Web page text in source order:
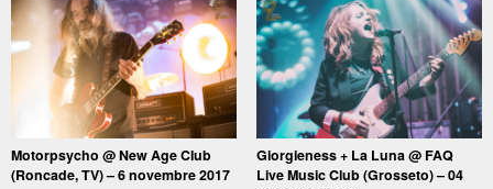
Motorpsycho @ New Age Club
(Roncade, TV) – 6 novembre 2017
Giorgieness + La Luna @ FAQ
Live Music Club (Grosseto) – 04